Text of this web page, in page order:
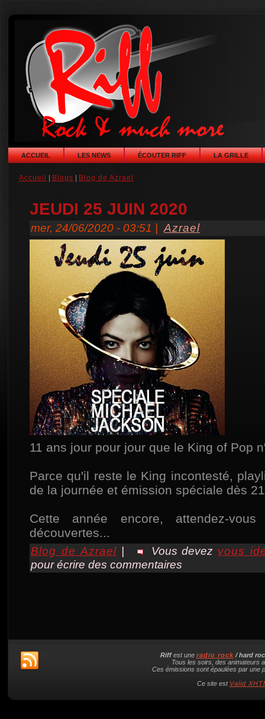
ACCUEIL LES NEWS ÉCOUTER RIFF LA GRILLE
Accueil Blogs Blog de Azrael
JEUDI 25 JUIN 2020
mer, 24/06/2020 - 03:51 | Azrael
11 ans jour pour jour que le King of Pop
Parce qu'il reste le King incontesté,
de la journée et émission spéciale dès
Cette année encore, attendez-
découvertes...
Blog de Azrael| Vous devez vous
pour écrire des commentaires
Riffest une radio rock/ hard
Tous les soirs, des animateurs
Ces émissions sont épaulées par une
Ce site est Valid